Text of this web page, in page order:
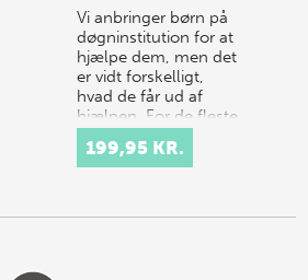
Vi anbringer børn på
døgninstitution for at
hjælpe dem, men det
er vidt forskelligt,
hvad de får ud af
hjælpen. For de fleste
midlertidige…
199,95 KR.